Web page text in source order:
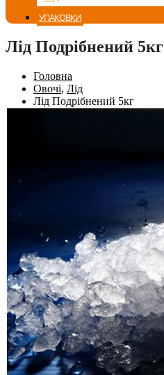
УПАКОВКИ
Лід Подрібнений 5кг
Головна
Овочі, Лід
Лід Подрібнений 5кг